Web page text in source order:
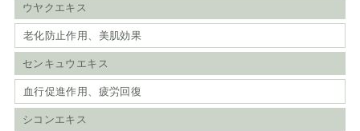
ウヤクエキス
老化防止作用、美肌効果
センキュウエキス
血行促進作用、疲労回復
シコンエキス